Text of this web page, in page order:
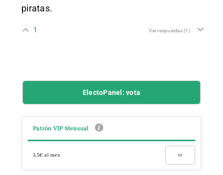
piratas.
1 Ver respuestas(1)
ElectoPanel: vota
Patrón VIP Mensual
3,5€ al mes Ir